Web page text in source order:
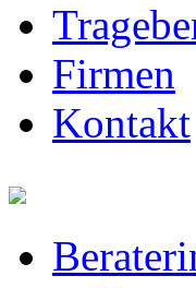
Firmen
Kontakt